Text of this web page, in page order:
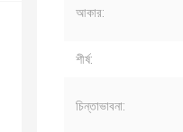
আকার:
শীর্ষ:
চিন্তাভাবনা: